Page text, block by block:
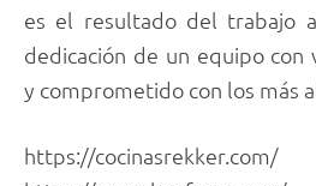
es el resultado del trabajo
dedicación de un equipo con
y comprometido con los más
https://cocinasrekker.com/